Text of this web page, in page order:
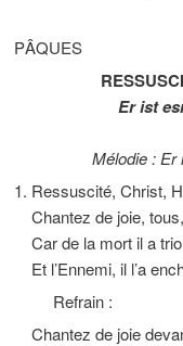
PÂQUES
Er ist
Mélodie : Er
1. Ressuscité, Christ,
Chantez de joie,
Car de la mort il a
Et l’Ennemi, il l’a
Refrain :
Chantez de joie